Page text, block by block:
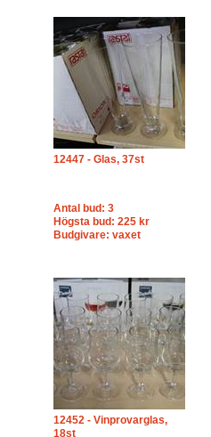
12447 - Glas, 37st
Antal bud: 3
Högsta bud: 225 kr
Budgivare: vaxet
12452 - Vinprovarglas,
18st